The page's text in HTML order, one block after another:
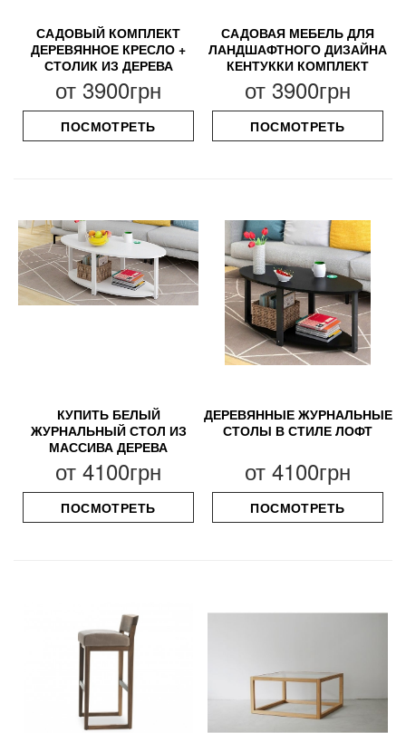
САДОВЫЙ КОМПЛЕКТ
ДЕРЕВЯННОЕ КРЕСЛО +
СТОЛИК ИЗ ДЕРЕВА
от 3900грн
ПОСМОТРЕТЬ
САДОВАЯ МЕБЕЛЬ ДЛЯ
ЛАНДШАФТНОГО ДИЗАЙНА
КЕНТУККИ КОМПЛЕКТ
от 3900грн
ПОСМОТРЕТЬ
КУПИТЬ БЕЛЫЙ
ЖУРНАЛЬНЫЙ СТОЛ ИЗ
МАССИВА ДЕРЕВА
от 4100грн
ПОСМОТРЕТЬ
ДЕРЕВЯННЫЕ ЖУРНАЛЬНЫЕ
СТОЛЫ В СТИЛЕ ЛОФТ
от 4100грн
ПОСМОТРЕТЬ